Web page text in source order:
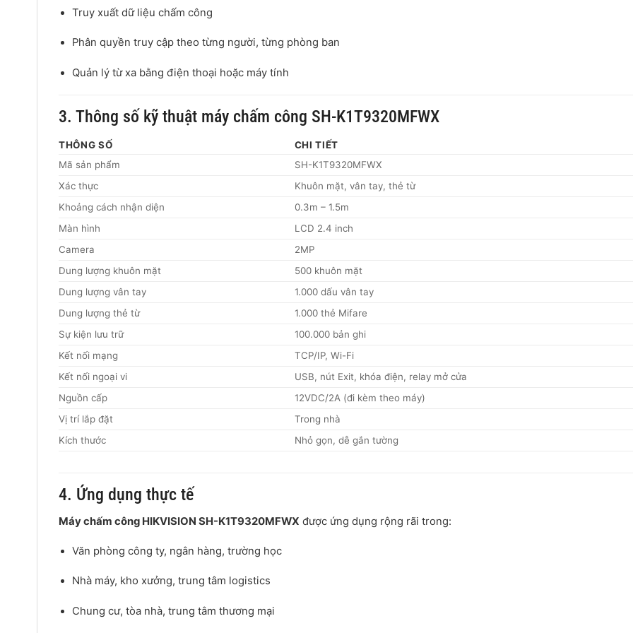
Truy xuất dữ liệu chấm công
Phân quyền truy cập theo từng người, từng phòng ban
Quản lý từ xa bằng điện thoại hoặc máy tính
3. Thông số kỹ thuật máy chấm công SH-K1T9320MFWX
THÔNG SỐ
CHI TIẾT
Mã sản phẩm
SH-K1T9320MFWX
Xác thực
Khuôn mặt, vân tay, thẻ từ
Khoảng cách nhận diện
0.3m – 1.5m
Màn hình
LCD 2.4 inch
Camera
2MP
Dung lượng khuôn mặt
500 khuôn mặt
Dung lượng vân tay
1.000 dấu vân tay
Dung lượng thẻ từ
1.000 thẻ Mifare
Sự kiện lưu trữ
100.000 bản ghi
Kết nối mạng
TCP/IP, Wi-Fi
Kết nối ngoại vi
USB, nút Exit, khóa điện, relay mở cửa
Nguồn cấp
12VDC/2A (đi kèm theo máy)
Vị trí lắp đặt
Trong nhà
Kích thước
Nhỏ gọn, dễ gắn tường
4. Ứng dụng thực tế
Máy chấm công HIKVISION SH-K1T9320MFWX được ứng dụng rộng rãi trong:
Văn phòng công ty, ngân hàng, trường học
Nhà máy, kho xưởng, trung tâm logistics
Chung cư, tòa nhà, trung tâm thương mại